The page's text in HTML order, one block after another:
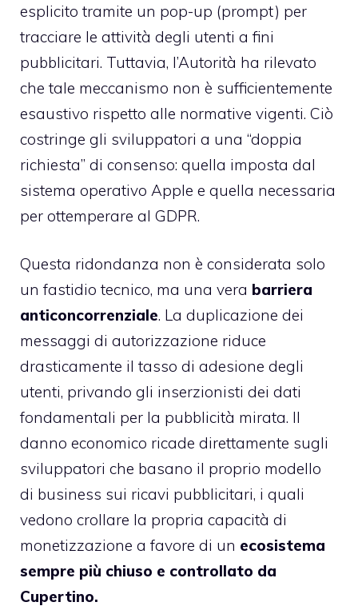
esplicito tramite un pop-up (prompt) per
tracciare le attività degli utenti a fini
pubblicitari. Tuttavia, l’Autorità ha rilevato
che tale meccanismo non è sufficientemente
esaustivo rispetto alle normative vigenti. Ciò
costringe gli sviluppatori a una “doppia
richiesta” di consenso: quella imposta dal
sistema operativo Apple e quella necessaria
per ottemperare al GDPR.
Questa ridondanza non è considerata solo
un fastidio tecnico, ma una vera barriera
anticoncorrenziale. La duplicazione dei
messaggi di autorizzazione riduce
drasticamente il tasso di adesione degli
utenti, privando gli inserzionisti dei dati
fondamentali per la pubblicità mirata. Il
danno economico ricade direttamente sugli
sviluppatori che basano il proprio modello
di business sui ricavi pubblicitari, i quali
vedono crollare la propria capacità di
monetizzazione a favore di un ecosistema
sempre più chiuso e controllato da
Cupertino.